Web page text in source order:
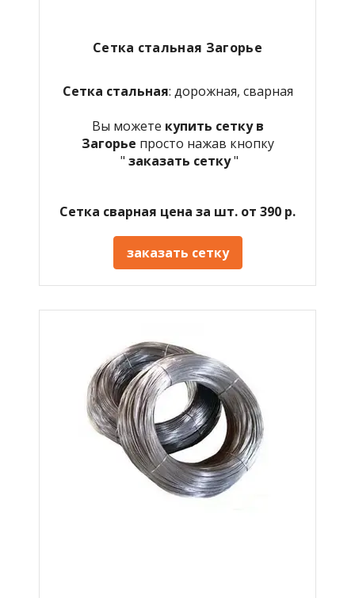
Сетка стальная Загорье
Сетка стальная: дорожная, сварная
Вы можете купить сетку в
Загорье просто нажав кнопку
" заказать сетку"
Сетка сварная цена за шт. от 390 р.
заказать сетку